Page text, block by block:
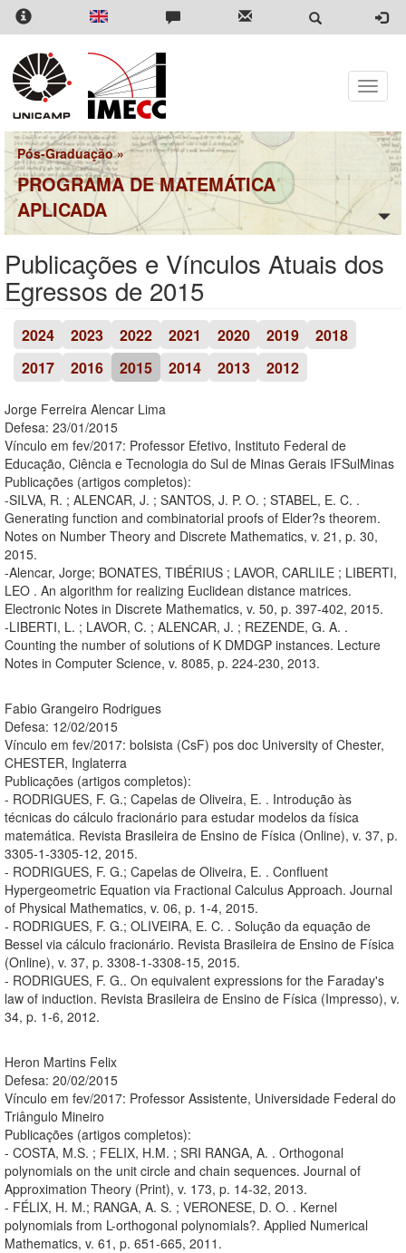
Pular
para
conteúdo
principal
Toggle
Pós-Graduação»
PROGRAMA DE MATEMÁTICA
APLICADA
Publicações e Vínculos Atuais dos
Egressos de 2015
2024 2023 2022 2021 2020 2019
2018
2017
2016 2015 2014 2013 2012
Jorge Ferreira Alencar Lima
Defesa: 23/01/2015
Vínculo em fev/2017: Professor Efetivo, Instituto Federal de
Educação, Ciência e Tecnologia do Sul de Minas Gerais IFSulMinas
Publicações (artigos completos):
-SILVA, R. ; ALENCAR, J. ; SANTOS, J. P. O. ; STABEL, E. C. .
Generating function and combinatorial proofs of Elder?s theorem.
Notes on Number Theory and Discrete Mathematics, v. 21, p. 30,
2015.
-Alencar, Jorge; BONATES, TIBÉRIUS ; LAVOR, CARLILE ; LIBERTI,
LEO . An algorithm for realizing Euclidean distance matrices.
Electronic Notes in Discrete Mathematics, v. 50, p. 397-402, 2015.
-LIBERTI, L. ; LAVOR, C. ; ALENCAR, J. ; REZENDE, G. A. .
Counting the number of solutions of K DMDGP instances. Lecture
Notes in Computer Science, v. 8085, p. 224-230, 2013.
Fabio Grangeiro Rodrigues
Defesa: 12/02/2015
Vínculo em fev/2017: bolsista (CsF) pos doc University of Chester,
CHESTER, Inglaterra
Publicações (artigos completos):
- RODRIGUES, F. G.; Capelas de Oliveira, E. . Introdução às
técnicas do cálculo fracionário para estudar modelos da física
matemática. Revista Brasileira de Ensino de Física (Online), v. 37, p.
3305-1-3305-12, 2015.
- RODRIGUES, F. G.; Capelas de Oliveira, E. . Confluent
Hypergeometric Equation via Fractional Calculus Approach. Journal
of Physical Mathematics, v. 06, p. 1-4, 2015.
- RODRIGUES, F. G.; OLIVEIRA, E. C. . Solução da equação de
Bessel via cálculo fracionário. Revista Brasileira de Ensino de Física
(Online), v. 37, p. 3308-1-3308-15, 2015.
- RODRIGUES, F. G.. On equivalent expressions for the Faraday's
law of induction. Revista Brasileira de Ensino de Física (Impresso), v.
34, p. 1-6, 2012.
Heron Martins Felix
Defesa: 20/02/2015
Vínculo em fev/2017: Professor Assistente, Universidade Federal do
Triângulo Mineiro
Publicações (artigos completos):
- COSTA, M.S. ; FELIX, H.M. ; SRI RANGA, A. . Orthogonal
polynomials on the unit circle and chain sequences. Journal of
Approximation Theory (Print), v. 173, p. 14-32, 2013.
- FÉLIX, H. M.; RANGA, A. S. ; VERONESE, D. O. . Kernel
polynomials from L-orthogonal polynomials?. Applied Numerical
Mathematics, v. 61, p. 651-665, 2011.